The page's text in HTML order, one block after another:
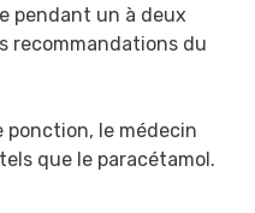
pendant un à deux
recommandations du
ponction, le médecin
que le paracétamol.